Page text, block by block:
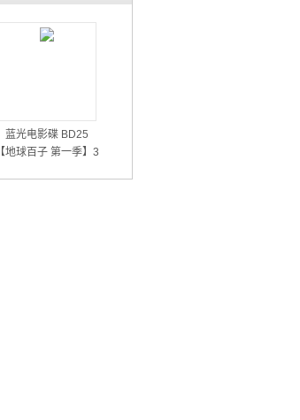
蓝光电影碟 BD25
【地球百子 第一季】3